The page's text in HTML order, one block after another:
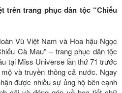
trên trang phục dân tộc “Chiếu
Vũ Việt Nam và Hoa hậu Ngọc
Cà Mau” – trang phục dân tộc
tại Miss Universe lần thứ 71 trước
và truyền thông cả nước. Ngay
được nhiều sự ủng hộ bên cạnh